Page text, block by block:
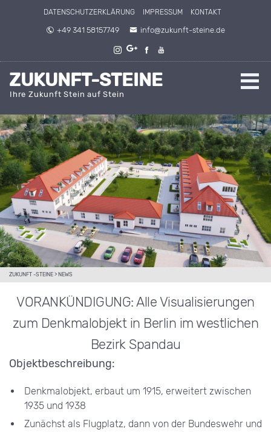
Direkt zum Inhalt springen
DATENSCHUTZERKLÄRUNG IMPRESSUM KONTAKT
+49 341 58157749 info@zukunft-steine.de
ZUKUNFT-STEINE
Ihre Zukunft Stein auf Stein
ZUKUNFT -STEINE > NEWS
VORANKÜNDIGUNG: Alle Visualisierungen
zum Denkmalobjekt in Berlin im westlichen
Bezirk Spandau
Objektbeschreibung:
Denkmalobjekt, erbaut um 1915, erweitert zwischen
1935 und 1938
Zunächst als Flugplatz, dann von der Bundeswehr und